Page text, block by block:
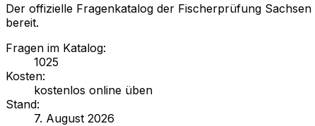
Der offizielle Fragenkatalog der Fischerprüfung
bereit.
Fragen im Katalog:
1025
Kosten:
kostenlos online üben
Stand:
7. August 2026